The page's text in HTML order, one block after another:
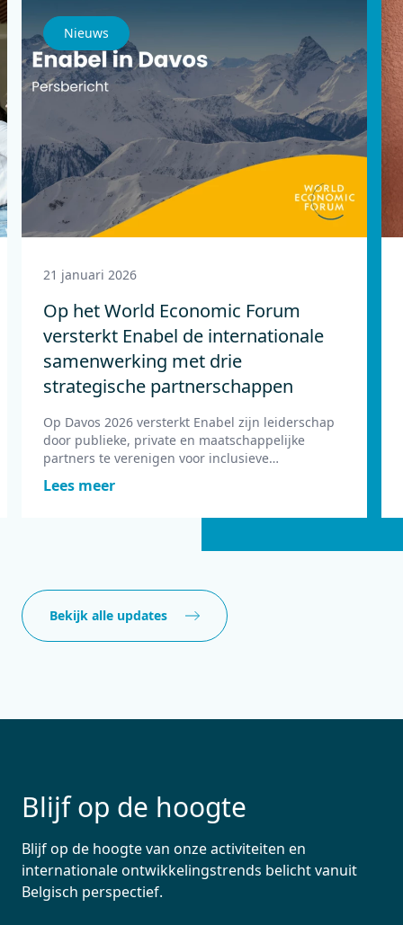
Nieuws
21 januari 2026
Op het World Economic Forum
versterkt Enabel de internationale
samenwerking met drie
strategische partnerschappen
Op Davos 2026 versterkt Enabel zijn leiderschap
door publieke, private en maatschappelijke
partners te verenigen voor inclusieve
samenwerking.
Lees meer
Bekijk alle updates
Blijf op de hoogte
Blijf op de hoogte van onze activiteiten en
internationale ontwikkelingstrends belicht vanuit
Belgisch perspectief.